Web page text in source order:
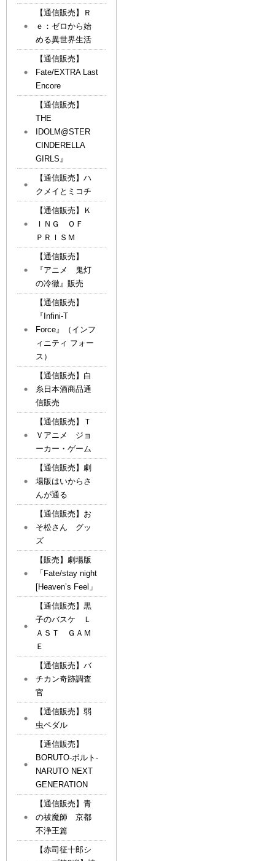
【通信販売】Ｒ
ｅ：ゼロから始
める異世界生活
【通信販売】
Fate/EXTRA Last
Encore
【通信販売】
THE
IDOLM@STER
CINDERELLA
GIRLS』
【通信販売】ハ
クメイとミコチ
【通信販売】Ｋ
ＩＮＧ ＯＦ
ＰＲＩＳＭ
【通信販売】
『アニメ 鬼灯
の冷徹』販売
【通信販売】
『Infini-T
Force』（インフ
ィニティ フォー
ス）
【通信販売】白
糸日本酒商品通
信販売
【通信販売】Ｔ
Ｖアニメ ジョ
ーカー・ゲーム
【通信販売】劇
場版はいからさ
んが通る
【通信販売】お
そ松さん グッ
ズ
【販売】劇場版
「Fate/stay night
[Heaven’s Feel」
【通信販売】黒
子のバスケ Ｌ
ＡＳＴ ＧＡＭ
Ｅ
【通信販売】バ
チカン奇跡調査
官
【通信販売】弱
虫ペダル
【通信販売】
BORUTO-ボルト-
NARUTO NEXT
GENERATION
【通信販売】青
の祓魔師 京都
不浄王篇
【赤司征十郎シ